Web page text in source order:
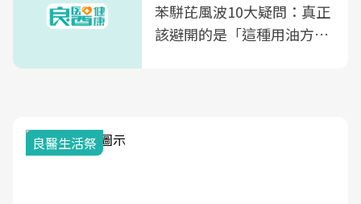
苯駢芘風波10大疑問：真正
該避開的是「這種用油方
良醫生活祭